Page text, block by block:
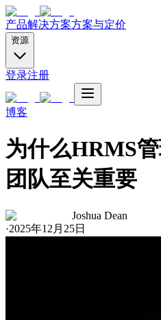
产品解决方案方案与定价
资源
登录注册
博客
为什么HRMS
团队至关重要
Joshua Dean
·2025年12月25日